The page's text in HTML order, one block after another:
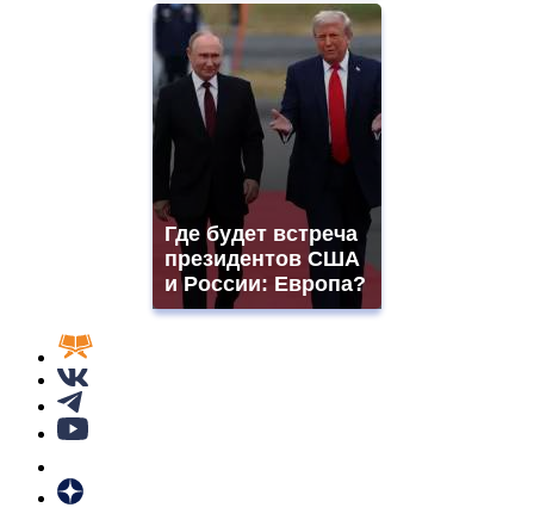
Где будет встреча
президентов США
и России: Европа?